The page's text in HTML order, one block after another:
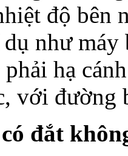
độ bên
như máy
hạ
với
đắt